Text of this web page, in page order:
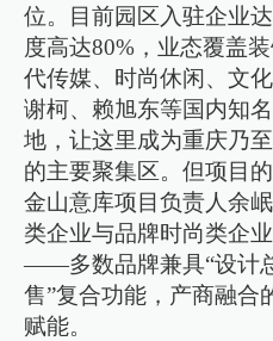
位。目前园区入驻企业
度高达80%，业态覆盖
代传媒、时尚休闲、文
谢柯、赖旭东等国内知
地，让这里成为重庆乃
的主要聚集区。但项目
金山意库项目负责人余
类企业与品牌时尚类企
——多数品牌兼具“设计
售”复合功能，产商融合
赋能。